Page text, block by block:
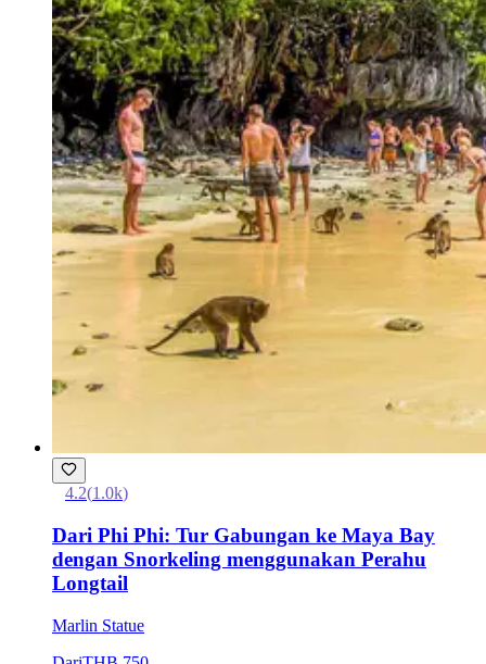
4.2(1.0k)
Dari Phi Phi: Tur Gabungan ke Maya Bay
dengan Snorkeling menggunakan Perahu
Longtail
Marlin Statue